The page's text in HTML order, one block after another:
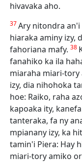
hivavaka aho.
37Ary nitondra an'i
hiaraka aminy izy,
fahoriana mafy. 38
fanahiko ka ila
miaraha miari-tory
izy, dia nihohoka
hoe: Raiko, raha
kapoaka ity,
tanteraka, fa ny
mpianany izy, ka
tamin'i Piera: Hay
miari-tory amiko